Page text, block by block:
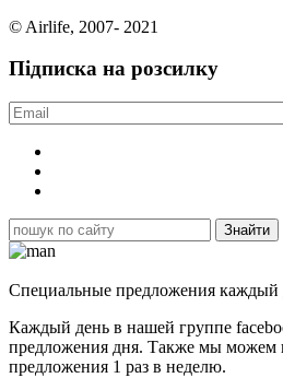
© Airlife, 2007- 2021
Підписка на розсилку
Специальные предложения каждый
Каждый день в нашей группе
предложения дня. Также мы можем
предложения 1 раз в неделю.